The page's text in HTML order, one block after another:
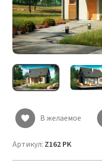
В желаемое
Артикул: Z162 PK